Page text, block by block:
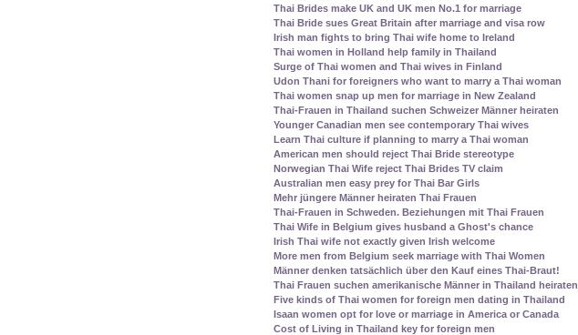
Thai Brides make UK and UK men No.1 for marriage
Thai Bride sues Great Britain after marriage and visa row
Irish man fights to bring Thai wife home to Ireland
Thai women in Holland help family in Thailand
Surge of Thai women and Thai wives in Finland
Udon Thani for foreigners who want to marry a Thai woman
Thai women snap up men for marriage in New Zealand
Thai-Frauen in Thailand suchen Schweizer Männer heiraten
Younger Canadian men see contemporary Thai wives
Learn Thai culture if planning to marry a Thai woman
American men should reject Thai Bride stereotype
Norwegian Thai Wife reject Thai Brides TV claim
Australian men easy prey for Thai Bar Girls
Mehr jüngere Männer heiraten Thai Frauen
Thai-Frauen in Schweden. Beziehungen mit Thai Frauen
Thai Wife in Belgium gives husband a Ghost's chance
Irish Thai wife not exactly given Irish welcome
More men from Belgium seek marriage with Thai Women
Männer denken tatsächlich über den Kauf eines Thai-Braut!
Thai Frauen suchen amerikanische Männer in Thailand heiraten
Five kinds of Thai women for foreign men dating in Thailand
Isaan women opt for love or marriage in America or Canada
Cost of Living in Thailand key for foreign men